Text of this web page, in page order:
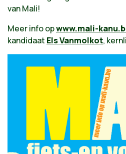
van Mali!
Meer info opwww.mali-
kandidaat Els Vanmolkot,